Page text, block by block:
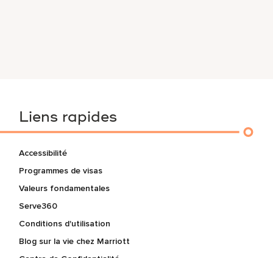
Liens rapides
Accessibilité
Programmes de visas
Valeurs fondamentales
Serve360
Conditions d'utilisation
Blog sur la vie chez Marriott